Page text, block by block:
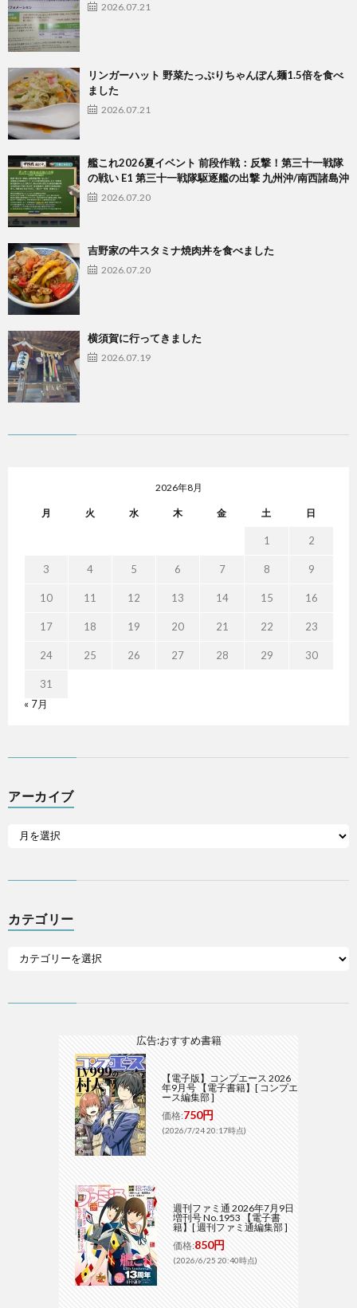
2026.07.21
リンガーハット 野菜たっぷりちゃんぽん麺1.5倍を食べ
ました
2026.07.21
艦これ2026夏イベント 前段作戦：反撃！第三十一戦隊
の戦い E1 第三十一戦隊駆逐艦の出撃 九州沖/南西諸島沖
2026.07.20
吉野家の牛スタミナ焼肉丼を食べました
2026.07.20
横須賀に行ってきました
2026.07.19
2026年8月
月 火 水 木 金 土 日
1 2
3 4 5 6 7 8 9
10 11 12 13 14 15 16
17 18 19 20 21 22 23
24 25 26 27 28 29 30
31
« 7月
アーカイブ
カテゴリー
広告:おすすめ書籍
【電子版】コンプエース 2026
年9月号 【電子書籍】[ コンプエ
ース編集部 ]
価格:750円
(2026/7/24 20:17時点)
週刊ファミ通 2026年7月9日
増刊号 No.1953 【電子書
籍】[ 週刊ファミ通編集部 ]
価格:850円
(2026/6/25 20:40時点)